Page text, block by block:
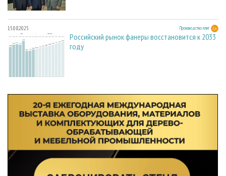
15.08.2025 Производство плит
Российский рынок фанеры восстановится к 2033
году